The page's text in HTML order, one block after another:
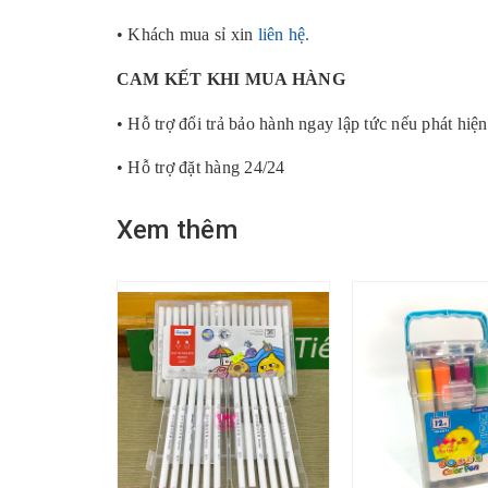
• Khách mua sỉ xin liên hệ.
CAM KẾT KHI MUA HÀNG
• Hỗ trợ đổi trả bảo hành ngay lập tức nếu phát
• Hỗ trợ đặt hàng 24/24
Xem thêm